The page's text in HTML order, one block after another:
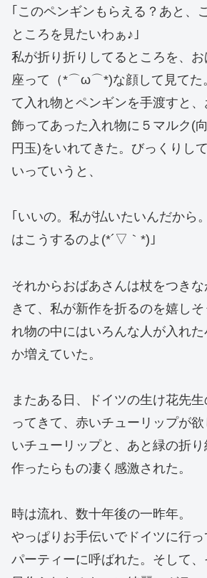
｢このペンギンもらえる？あと、
ところを見たいわぁ♪｣
私が折り折りしてるところを、
座って（*⌒ω⌒*)な顔して見てた
て入れ物とペンギンを手渡すと
飾ってあった入れ物に５マルク(
円玉)をいれてきた。びっくりし
いっていうと、
｢いいの。私が払いたいんだから
はこうするのよ(*´▽｀*)｣
それからおばあさんは杖をつき
きて、私が新作を折るのを嬉し
れ物の中にはいろんな人が入れ
か増えていた。
またある日、ドイツの生け花先
ってきて、赤いチューリップが
いチューリップと、あと緑の折
作ったらもの凄く感激された。
時は流れ、数十年後の一昨年。
やっぱりお手伝いでドイツに行
パーティーに呼ばれた。そして